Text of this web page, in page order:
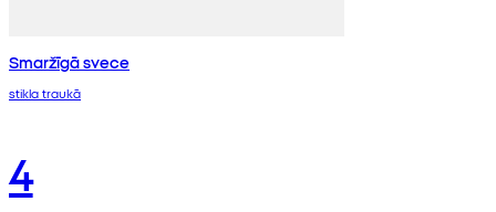
Smaržīgā svece
stikla traukā
4